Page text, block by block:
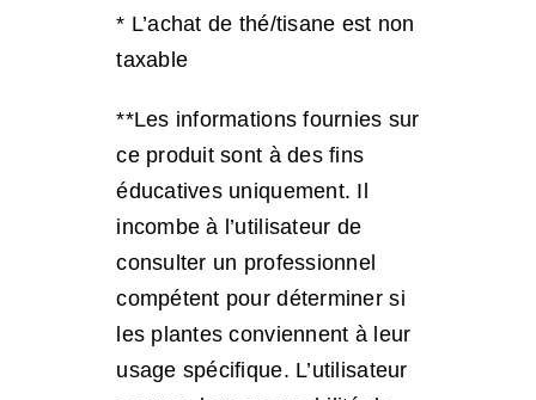
* L’achat de thé/tisane est non
taxable
**Les informations fournies sur
ce produit sont à des fins
éducatives uniquement. Il
incombe à l’utilisateur de
consulter un professionnel
compétent pour déterminer si
les plantes conviennent à leur
usage spécifique. L’utilisateur